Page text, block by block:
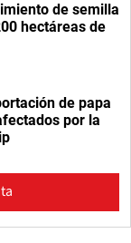
de semilla
hectáreas de
de papa
por la